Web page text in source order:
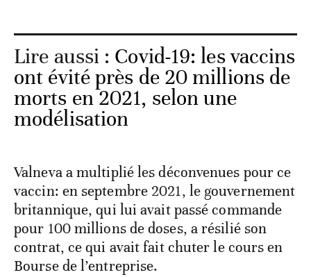
Lire aussi : Covid-19: les vaccins
ont évité près de 20 millions de
morts en 2021, selon une
modélisation
Valneva a multiplié les déconvenues pour ce
vaccin: en septembre 2021, le gouvernement
britannique, qui lui avait passé commande
pour 100 millions de doses, a résilié son
contrat, ce qui avait fait chuter le cours en
Bourse de l’entreprise.